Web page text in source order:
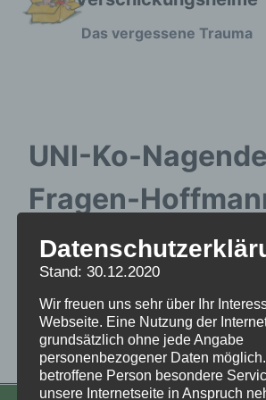
Zum
Das vergessene Trauma
UNI-Ko-
Fragen-
Folien-
UNI-Ko-Nagende-Fragen-
Bundeskongress-2024
Stand: 30.12.2020
Wir freuen uns sehr über Ihr
Webseite. Eine Nutzung der
grundsätzlich ohne jede Angabe
personenbezogener Daten
betroffene Person besondere
unsere Internetseite in Anspruch